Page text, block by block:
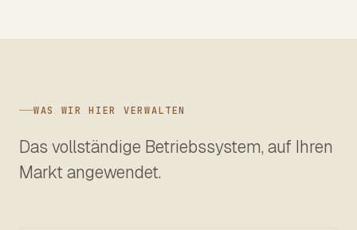
WAS WIR HIER VERWALTEN
Das vollständige Betriebssystem, auf Ihren
Markt angewendet.